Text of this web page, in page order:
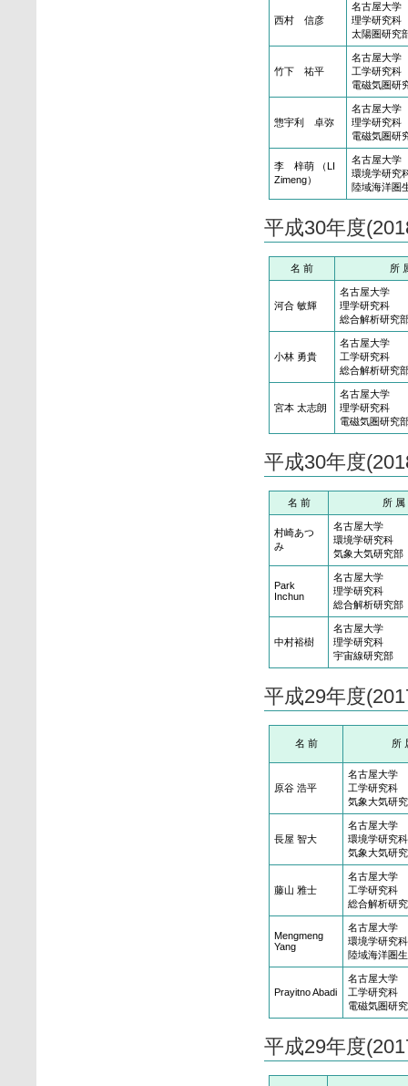
西村 信彦
名古屋大学
理学研究科
太陽圏研究
竹下 祐平
名古屋大学
工学研究科
電磁気圏研
惣宇利 卓弥
名古屋大学
理学研究科
電磁気圏研
李 梓萌 （LI
Zimeng）
名古屋大学
環境学研究
陸域海洋圏
平成30年度
名 前 所
河合 敏輝
名古屋大学
理学研究科
総合解析研究
小林 勇貴
名古屋大学
工学研究科
総合解析研究
宮本 太志朗
名古屋大学
理学研究科
電磁気圏研究
平成30年度
名 前 所 属
村崎あつ
み
名古屋大学
環境学研究科
気象大気研究部
Park
Inchun
名古屋大学
理学研究科
総合解析研究部
中村裕樹
名古屋大学
理学研究科
宇宙線研究部
平成29年度
名 前 所
原谷 浩平
名古屋大学
工学研究科
気象大気研
長屋 智大
名古屋大学
環境学研究科
気象大気研
藤山 雅士
名古屋大学
工学研究科
総合解析研
Mengmeng
Yang
名古屋大学
環境学研究科
陸域海洋圏
Prayitno Abadi
名古屋大学
工学研究科
電磁気圏研
平成29年度